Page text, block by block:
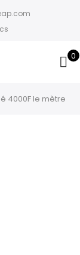
0
4000F le mètre